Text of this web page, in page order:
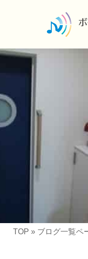
TOP » ブログ一覧ペ